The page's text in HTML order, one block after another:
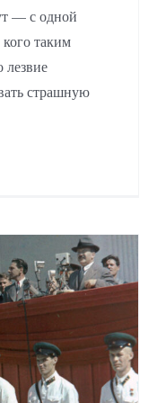
— с одной
таким
страшную